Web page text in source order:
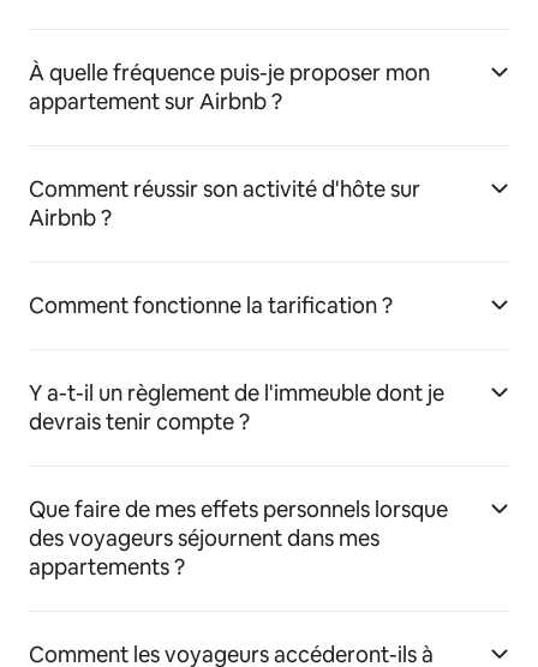
À quelle fréquence puis-je proposer mon
appartement sur Airbnb ?
Comment réussir son activité d'hôte sur
Airbnb ?
Comment fonctionne la tarification ?
Y a-t-il un règlement de l'immeuble dont je
devrais tenir compte ?
Que faire de mes effets personnels lorsque
des voyageurs séjournent dans mes
appartements ?
Comment les voyageurs accéderont-ils à